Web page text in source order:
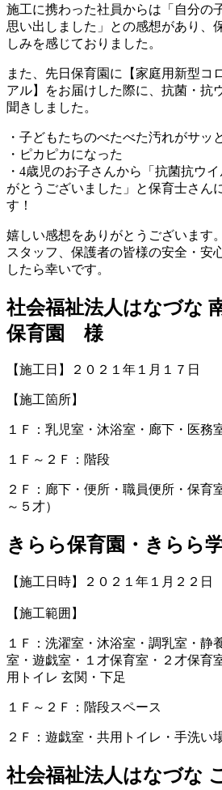
施工に携わった社員からは「自分の
思い出しました」との感想があり、
しみを感じておりました。
また、先日保育園に【家庭用新型コ
アル】をお届けした際に、抗菌・抗
聞きしました。
・子どもたちのべたべた汚れがサッ
・ピカピカになった
・4歳児のお子さんから「抗菌抗ウ
がとうございました」と保育士さん
す！
嬉しい感想をありがとうございます
スタッフ、保護者の皆様の安全・安
したら幸いです。
社会福祉法人はなづな
保育園 様
【施工日】２０２１年１月１７日
【施工箇所】
１Ｆ：乳児室・沐浴室・廊下・医務
１Ｆ～２Ｆ：階段
２Ｆ：廊下・便所・職員便所・保育
～５才）
きらら保育園・きらら
【施工日時】２０２１年１月２２日
【施工範囲】
１Ｆ：洗濯室・沐浴室・調乳室・静
室・遊戯室・１才保育室・２才保育
用トイレ 玄関・下足
１Ｆ～２Ｆ：階段スペース
２Ｆ：遊戯室・共用トイレ・手洗い
社会福祉法人はなづな